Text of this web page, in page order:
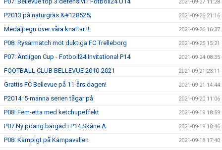
2021-09-27 11:28
P2013 på naturgräs &#128525; 2021-09-26 21:16
Medaljregn över våra knattar !! 2021-09-26 16:37
P08: Rysarmatch mot duktiga FC Trelleborg 2021-09-25 15:21
P07: Äntligen Cup - Fotboll24 Invitational P14 2021-09-24 08:35
FOOTBALL CLUB BELLEVUE 2010-2021 2021-09-21 23:11
Grattis FC Bellevue på 11-års dagen! 2021-09-21 14:44
P2014: 5-manna serien tågar på 2021-09-20 11:06
P08: Fem-etta med ketchupeffekt 2021-09-19 18:59
P07:Ny poäng bärgad i P14 Skåne A 2021-09-19 18:46
P08: Kämpigt på Kämpavallen 2021-09-18 17:40